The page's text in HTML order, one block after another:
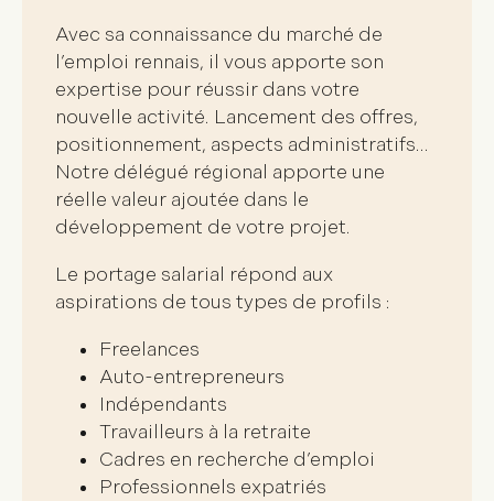
Avec sa connaissance du marché de
l’emploi rennais, il vous apporte son
expertise pour réussir dans votre
nouvelle activité. Lancement des offres,
positionnement, aspects administratifs…
Notre délégué régional apporte une
réelle valeur ajoutée dans le
développement de votre projet.
Le portage salarial répond aux
aspirations de tous types de profils :
Freelances
Auto-entrepreneurs
Indépendants
Travailleurs à la retraite
Cadres en recherche d’emploi
Professionnels expatriés